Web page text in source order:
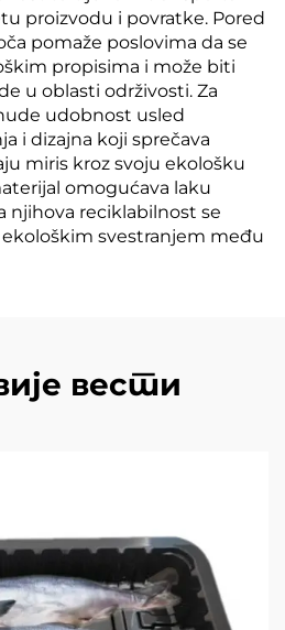
proizvodu i povratke. Pored
pomaže poslovima da se
propisima i može biti
u oblasti održivosti. Za
udobnost usled
i dizajna koji sprečava
miris kroz svoju ekološku
omogućava laku
njihova reciklabilnost se
svestranjem među
вести